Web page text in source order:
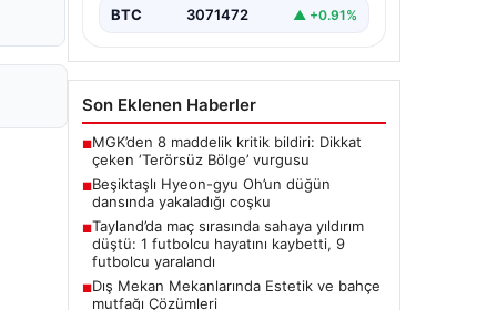
BTC 3071472 ▲ +0.91%
Son Eklenen Haberler
■MGK’den 8 maddelik kritik bildiri: Dikkat
çeken ‘Terörsüz Bölge’ vurgusu
■Beşiktaşlı Hyeon-gyu Oh’un düğün
dansında yakaladığı coşku
■Tayland’da maç sırasında sahaya yıldırım
düştü: 1 futbolcu hayatını kaybetti, 9
futbolcu yaralandı
■Dış Mekan Mekanlarında Estetik ve bahçe
mutfağı Çözümleri